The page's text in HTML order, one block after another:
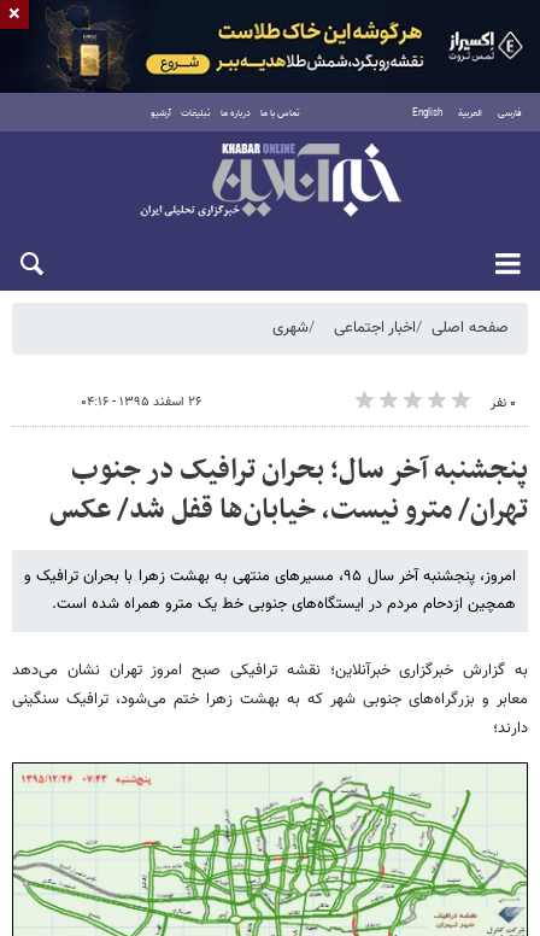
فارسی العربية English تماس با ما درباره ما تبلیغات آرشیو
شنبه ۱۷ مرداد ۱۴۰۵
صفحه اصلی اخبار اجتماعی شهری
۰ نفر ۲۶ اسفند ۱۳۹۵ - ۰۴:۱۶
پنجشنبه آخر سال؛ بحران ترافیک در جنوب
تهران/ مترو نیست، خیابان‌ها قفل شد/ عکس
امروز، پنجشنبه آخر سال ۹۵، مسیرهای منتهی به بهشت زهرا با بحران ترافیک و
همچین ازدحام مردم در ایستگاه‌های جنوبی خط یک مترو همراه شده است.
به گزارش خبرگزاری خبرآنلاین؛ نقشه‌ ترافیکی صبح امروز تهران نشان می‌دهد
معابر و بزرگراه‌های جنوبی شهر که به بهشت زهرا ختم می‌شود، ترافیک سنگینی
دارند؛
×